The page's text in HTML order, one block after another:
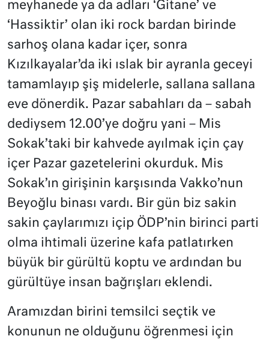
meyhanede ya da adları ‘Gitane’ ve
‘Hassiktir’ olan iki rock bardan birinde
sarhoş olana kadar içer, sonra
Kızılkayalar’da iki ıslak bir ayranla geceyi
tamamlayıp şiş midelerle, sallana sallana
eve dönerdik. Pazar sabahları da – sabah
dediysem 12.00’ye doğru yani – Mis
Sokak’taki bir kahvede ayılmak için çay
içer Pazar gazetelerini okurduk. Mis
Sokak’ın girişinin karşısında Vakko’nun
Beyoğlu binası vardı. Bir gün biz sakin
sakin çaylarımızı içip ÖDP’nin birinci parti
olma ihtimali üzerine kafa patlatırken
büyük bir gürültü koptu ve ardından bu
gürültüye insan bağrışları eklendi.
Aramızdan birini temsilci seçtik ve
konunun ne olduğunu öğrenmesi için